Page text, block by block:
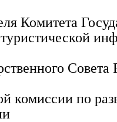
Комитета
комиссии по